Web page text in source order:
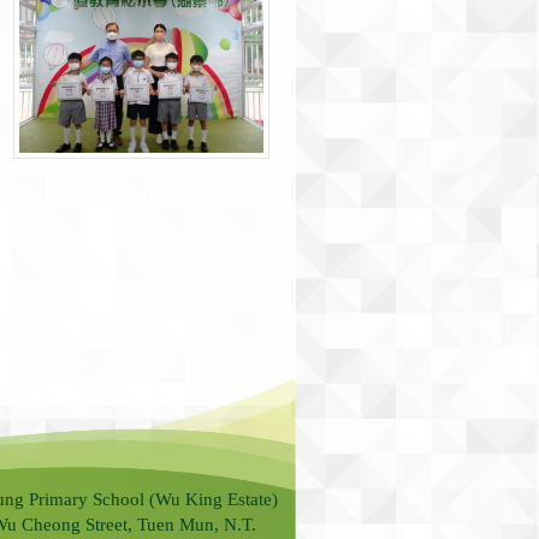
Primary School (Wu King Estate)
Cheong Street, Tuen Mun, N.T.